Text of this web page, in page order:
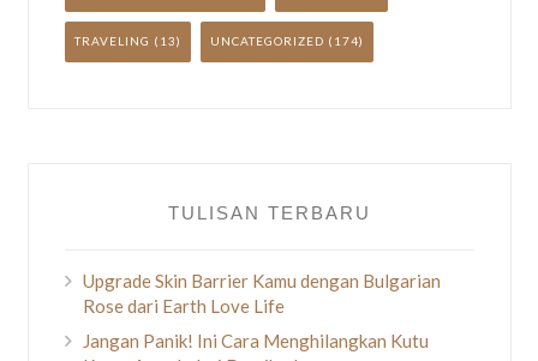
TRAVELING (13) UNCATEGORIZED (174)
TULISAN TERBARU
Upgrade Skin Barrier Kamu dengan Bulgarian
Rose dari Earth Love Life
Jangan Panik! Ini Cara Menghilangkan Kutu